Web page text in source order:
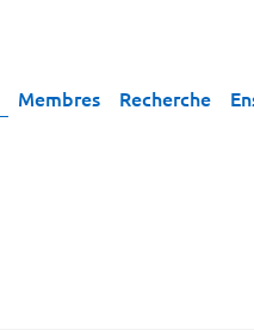
Membres Recherche